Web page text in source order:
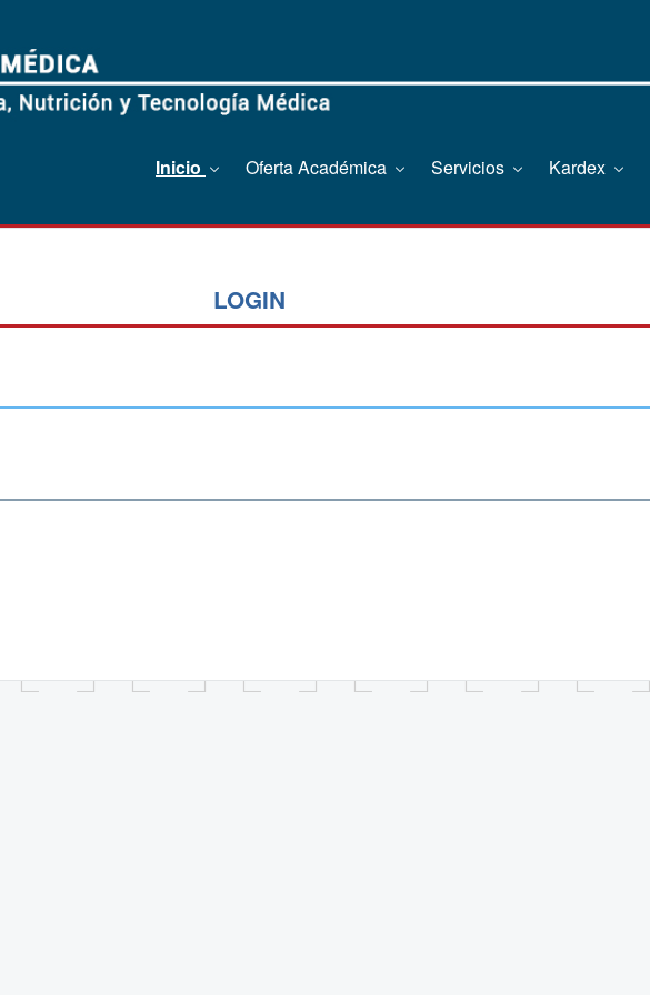
Inicio Oferta Académica Servicios Kardex
LOGIN